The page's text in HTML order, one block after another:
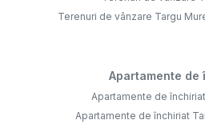
Terenuri de vânzare Targu
Apartamente de
Apartamente de
Apartamente de închiriat